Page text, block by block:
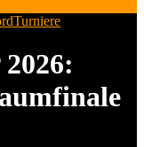
Turniere